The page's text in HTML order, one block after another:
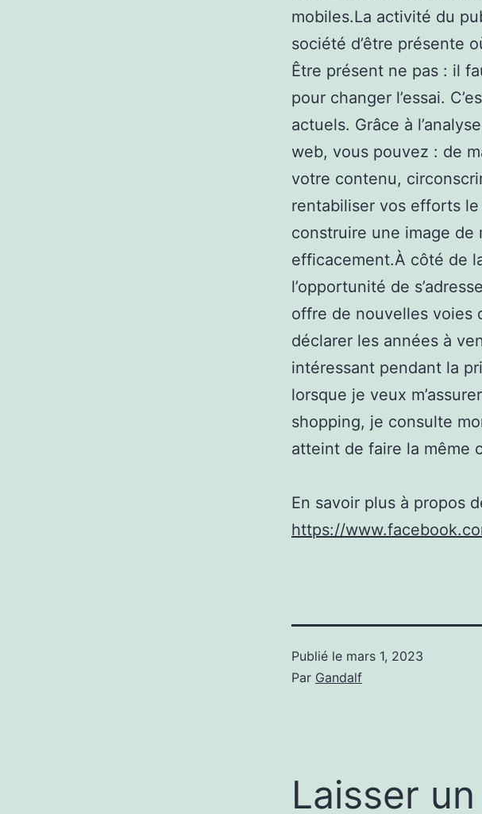
mobiles.La activité du
société d’être présente
Être présent ne pas : il
pour changer l’essai.
actuels. Grâce à
web, vous pouvez : de
votre contenu,
rentabiliser vos efforts
construire une image
efficacement.À côté de
l’opportunité de
offre de nouvelles voies
déclarer les années à
intéressant pendant la
lorsque je veux
shopping, je consulte
atteint de faire la même
En savoir plus à propos
https://
Publié le mars 1, 2023
Par Gandalf
Laisser